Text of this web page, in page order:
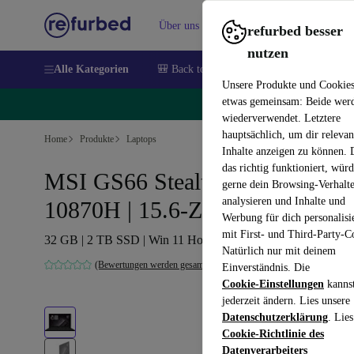
refurbed besser
nutzen
Unsere Produkte und
etwas gemeinsam: Beide
wiederverwendet. Letztere
hauptsächlich, um dir
Inhalte anzeigen zu können.
das richtig funktioniert,
gerne dein Browsing-
analysieren und Inhalte und
Werbung für dich
mit First- und Third-Party-
Natürlich nur mit deinem
Einverständnis. Die
Cookie-Einstellungen
jederzeit ändern. Lies unsere
Datenschutzerklärung.
Cookie-Richtlinie des
Datenverarbeiters
Über uns Verkaufen Hilfe
Alle Kategorien 🎒 Back to school
Home Produkte Laptops
MSI GS66 Stealth 10UE | i7-
10870H | 15.6-Zoll
32 GB | 2 TB SSD | Win 11 Home | ND
(Bewertungen werden gesammelt)